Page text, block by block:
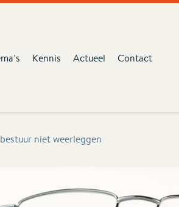
Kennis Actueel Contact
niet weerleggen